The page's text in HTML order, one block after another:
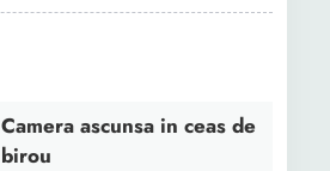
Camera ascunsa in ceas de
birou